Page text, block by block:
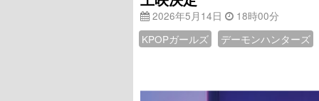
2026年5月14日
18時00分
KPOPガールズ
デーモンハンターズ